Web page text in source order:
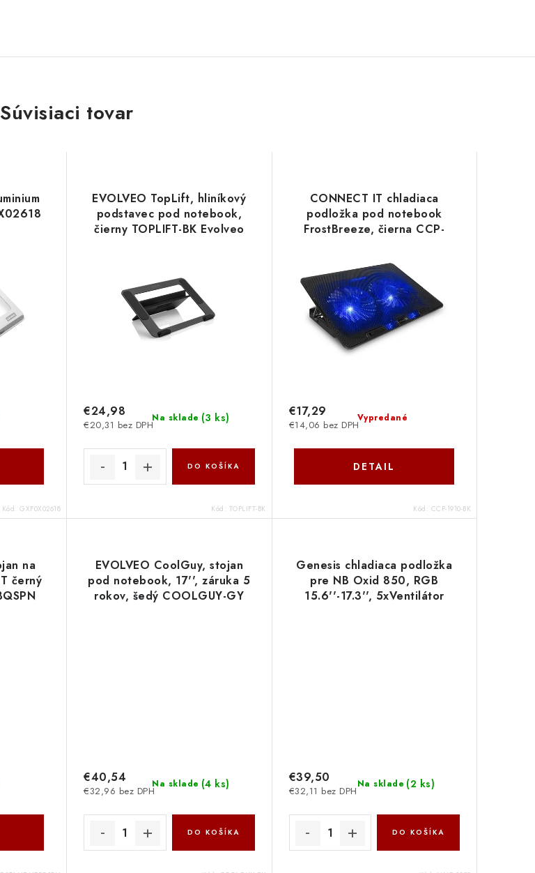
Súvisiaci tovar
Kód: GXF0X02618
EVOLVEO TopLift, hliníkový
podstavec pod notebook,
čierny TOPLIFT-BK Evolveo
Na sklade (3 ks)
€20,31 bez DPH
€24,98
DO KOŠÍKA
Kód: TOPLIFT-BK
CONNECT IT chladiaca
podložka pod notebook
FrostBreeze, čierna CCP-
Vypredané
€14,06 bez DPH
€17,29
DETAIL
Kód: CCP-1910-BK
na
černý
EVOLVEO CoolGuy, stojan
pod notebook, 17'', záruka 5
rokov, šedý COOLGUY-GY
Na sklade (4 ks)
€32,96 bez DPH
€40,54
DO KOŠÍKA
Genesis chladiaca podložka
pre NB Oxid 850, RGB
15.6''-17.3'', 5xVentilátor
Na sklade (2 ks)
€32,11 bez DPH
€39,50
DO KOŠÍKA